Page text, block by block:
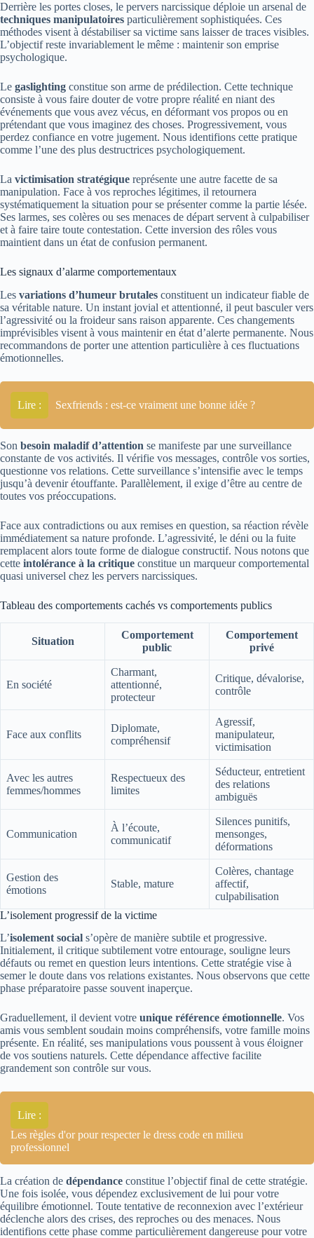
Derrière les portes closes, le pervers narcissique déploie un arsenal de
techniques manipulatoires particulièrement sophistiquées. Ces
méthodes visent à déstabiliser sa victime sans laisser de traces visibles.
L’objectif reste invariablement le même : maintenir son emprise
psychologique.
Le gaslighting constitue son arme de prédilection. Cette technique
consiste à vous faire douter de votre propre réalité en niant des
événements que vous avez vécus, en déformant vos propos ou en
prétendant que vous imaginez des choses. Progressivement, vous
perdez confiance en votre jugement. Nous identifions cette pratique
comme l’une des plus destructrices psychologiquement.
La victimisation stratégique représente une autre facette de sa
manipulation. Face à vos reproches légitimes, il retournera
systématiquement la situation pour se présenter comme la partie lésée.
Ses larmes, ses colères ou ses menaces de départ servent à culpabiliser
et à faire taire toute contestation. Cette inversion des rôles vous
maintient dans un état de confusion permanent.
Les signaux d’alarme comportementaux
Les variations d’humeur brutales constituent un indicateur fiable de
sa véritable nature. Un instant jovial et attentionné, il peut basculer vers
l’agressivité ou la froideur sans raison apparente. Ces changements
imprévisibles visent à vous maintenir en état d’alerte permanente. Nous
recommandons de porter une attention particulière à ces fluctuations
émotionnelles.
Lire : Sexfriends : est-ce vraiment une bonne idée ?
Son besoin maladif d’attention se manifeste par une surveillance
constante de vos activités. Il vérifie vos messages, contrôle vos sorties,
questionne vos relations. Cette surveillance s’intensifie avec le temps
jusqu’à devenir étouffante. Parallèlement, il exige d’être au centre de
toutes vos préoccupations.
Face aux contradictions ou aux remises en question, sa réaction révèle
immédiatement sa nature profonde. L’agressivité, le déni ou la fuite
remplacent alors toute forme de dialogue constructif. Nous notons que
cette intolérance à la critique constitue un marqueur comportemental
quasi universel chez les pervers narcissiques.
Tableau des comportements cachés vs comportements publics
Situation
Comportement
public
Comportement
privé
En société
Charmant,
attentionné,
protecteur
Critique, dévalorise,
contrôle
Face aux conflits
Diplomate,
compréhensif
Agressif,
manipulateur,
victimisation
Avec les autres
femmes/hommes
Respectueux des
limites
Séducteur, entretient
des relations
ambiguës
Communication
À l’écoute,
communicatif
Silences punitifs,
mensonges,
déformations
Gestion des
émotions
Stable, mature
Colères, chantage
affectif,
culpabilisation
L’isolement progressif de la victime
L’isolement social s’opère de manière subtile et progressive.
Initialement, il critique subtilement votre entourage, souligne leurs
défauts ou remet en question leurs intentions. Cette stratégie vise à
semer le doute dans vos relations existantes. Nous observons que cette
phase préparatoire passe souvent inaperçue.
Graduellement, il devient votre unique référence émotionnelle. Vos
amis vous semblent soudain moins compréhensifs, votre famille moins
présente. En réalité, ses manipulations vous poussent à vous éloigner
de vos soutiens naturels. Cette dépendance affective facilite
grandement son contrôle sur vous.
Lire :
Les règles d'or pour respecter le dress code en milieu
professionnel
La création de dépendance constitue l’objectif final de cette stratégie.
Une fois isolée, vous dépendez exclusivement de lui pour votre
équilibre émotionnel. Toute tentative de reconnexion avec l’extérieur
déclenche alors des crises, des reproches ou des menaces. Nous
identifions cette phase comme particulièrement dangereuse pour votre